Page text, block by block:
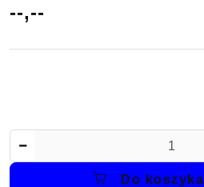
cena:
--,--
Do koszyka